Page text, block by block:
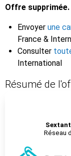
Offre
Envoyer une
France &
Consulter
International
Résumé de
Réseau